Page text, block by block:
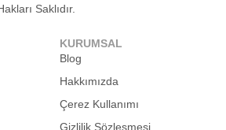
Saklıdır.
KURUMSAL
Blog
Hakkımızda
Çerez Kullanımı
Gizlilik Sözleşmesi